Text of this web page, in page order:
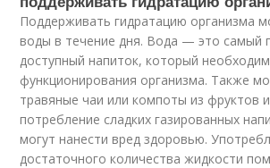
Поддерживать гидратацию организма
воды в течение дня. Вода — это самый
доступный напиток, который
функционирования организма. Также
травяные чаи или компоты из фруктов
потребление сладких газированных
могут нанести вред здоровью.
достаточного количества жидкости